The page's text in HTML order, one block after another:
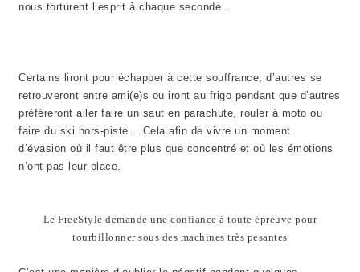
nous torturent l’esprit à chaque seconde…
Certains liront pour échapper à cette souffrance, d’autres se
retrouveront entre ami(e)s ou iront au frigo pendant que d’autres
préfèreront aller faire un saut en parachute, rouler à moto ou
faire du ski hors-piste… Cela afin de vivre un moment
d’évasion où il faut être plus que concentré et où les émotions
n’ont pas leur place.
Le FreeStyle demande une confiance à toute épreuve pour
tourbillonner sous des machines très pesantes